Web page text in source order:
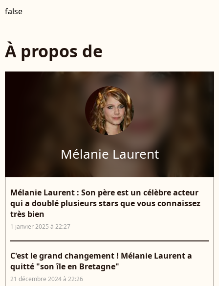
false
À propos de
Mélanie Laurent
Mélanie Laurent : Son père est un célèbre acteur
qui a doublé plusieurs stars que vous connaissez
très bien
1 janvier 2025 à 22:27
C'est le grand changement ! Mélanie Laurent a
quitté "son île en Bretagne"
21 décembre 2024 à 22:26